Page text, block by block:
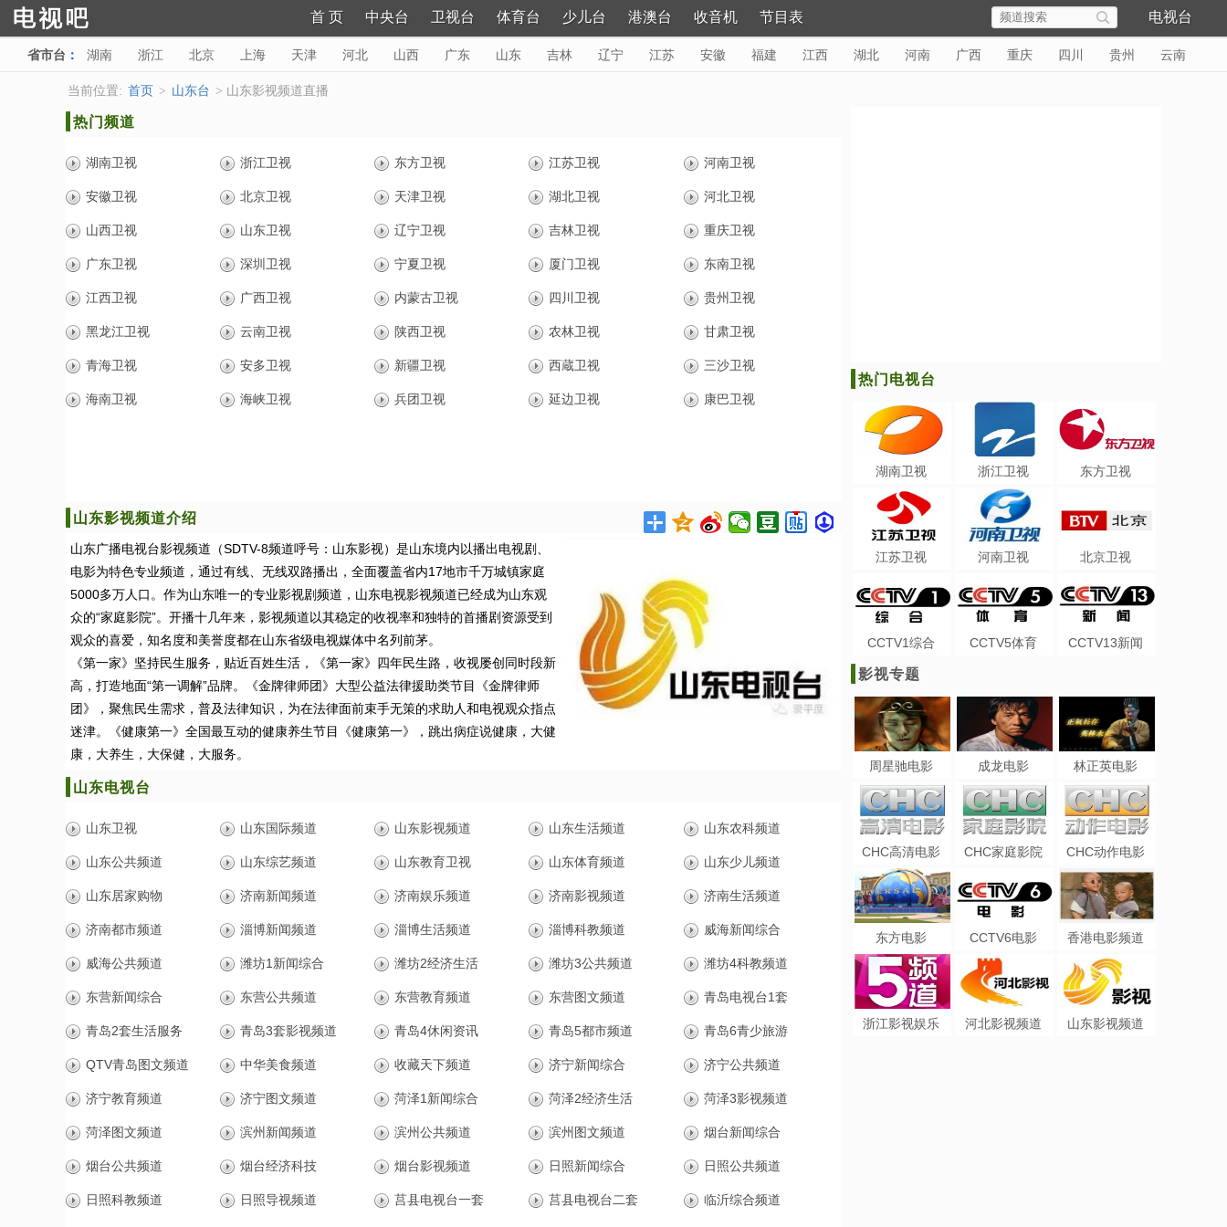
首 页 中央台 卫视台 体育台 少儿台 港澳台 收音机 节目表 电视台
省市台 ： 湖南 浙江 北京 上海 天津 河北 山西 广东 山东 吉林 辽宁 江苏 安徽 福建 江西 湖北 河南 广西 重庆 四川 贵州 云南
甘肃 青海 宁夏 新疆 海南
当前位置: 首页 > 山东台 > 山东影视频道直播
热门频道
湖南卫视 浙江卫视 东方卫视 江苏卫视 河南卫视
安徽卫视 北京卫视 天津卫视 湖北卫视 河北卫视
山西卫视 山东卫视 辽宁卫视 吉林卫视 重庆卫视
广东卫视 深圳卫视 宁夏卫视 厦门卫视 东南卫视
江西卫视 广西卫视 内蒙古卫视 四川卫视 贵州卫视
黑龙江卫视 云南卫视 陕西卫视 农林卫视 甘肃卫视
青海卫视 安多卫视 新疆卫视 西蔵卫视 三沙卫视
海南卫视 海峡卫视 兵团卫视 延边卫视 康巴卫视
山东影视频道介绍
山东广播电视台影视频道（SDTV-8频道呼号：山东影视）是山东境内以播出电视剧、
电影为特色专业频道，通过有线、无线双路播出，全面覆盖省内17地市千万城镇家庭
5000多万人口。作为山东唯一的专业影视剧频道，山东电视影视频道已经成为山东观
众的“家庭影院”。开播十几年来，影视频道以其稳定的收视率和独特的首播剧资源受到
观众的喜爱，知名度和美誉度都在山东省级电视媒体中名列前茅。
《第一家》坚持民生服务，贴近百姓生活，《第一家》四年民生路，收视屡创同时段新
高，打造地面“第一调解”品牌。《金牌律师团》大型公益法律援助类节目《金牌律师
团》，聚焦民生需求，普及法律知识，为在法律面前束手无策的求助人和电视观众指点
迷津。《健康第一》全国最互动的健康养生节目《健康第一》，跳出病症说健康，大健
康，大养生，大保健，大服务。
山东电视台
山东卫视 山东国际频道 山东影视频道 山东生活频道 山东农科频道
山东公共频道 山东综艺频道 山东教育卫视 山东体育频道 山东少儿频道
山东居家购物 济南新闻频道 济南娱乐频道 济南影视频道 济南生活频道
济南都市频道 淄博新闻频道 淄博生活频道 淄博科教频道 威海新闻综合
威海公共频道 潍坊1新闻综合 潍坊2经济生活 潍坊3公共频道 潍坊4科教频道
东营新闻综合 东营公共频道 东营教育频道 东营图文频道 青岛电视台1套
青岛2套生活服务 青岛3套影视频道 青岛4休闲资讯 青岛5都市频道 青岛6青少旅游
QTV青岛图文频道 中华美食频道 收藏天下频道 济宁新闻综合 济宁公共频道
济宁教育频道 济宁图文频道 菏泽1新闻综合 菏泽2经济生活 菏泽3影视频道
菏泽图文频道 滨州新闻频道 滨州公共频道 滨州图文频道 烟台新闻综合
烟台公共频道 烟台经济科技 烟台影视频道 日照新闻综合 日照公共频道
日照科教频道 日照导视频道 莒县电视台一套 莒县电视台二套 临沂综合频道
热门电视台
湖南卫视 浙江卫视 东方卫视
江苏卫视 河南卫视 北京卫视
CCTV1综合 CCTV5体育 CCTV13新闻
影视专题
周星驰电影 成龙电影 林正英电影
CHC高清电影 CHC家庭影院 CHC动作电影
东方电影 CCTV6电影 香港电影频道
浙江影视娱乐 河北影视频道 山东影视频道